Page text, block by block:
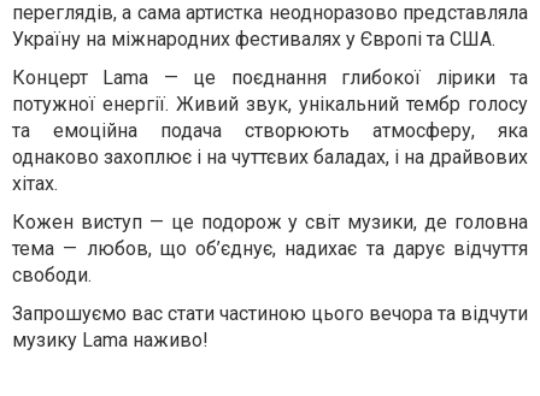
переглядів, а сама артистка неодноразово представляла
Україну на міжнародних фестивалях у Європі та США.
Концерт Lama — це поєднання глибокої лірики та
потужної енергії. Живий звук, унікальний тембр голосу
та емоційна подача створюють атмосферу, яка
однаково захоплює і на чуттєвих баладах, і на драйвових
хітах.
Кожен виступ — це подорож у світ музики, де головна
тема — любов, що об’єднує, надихає та дарує відчуття
свободи.
Запрошуємо вас стати частиною цього вечора та відчути
музику Lama наживо!